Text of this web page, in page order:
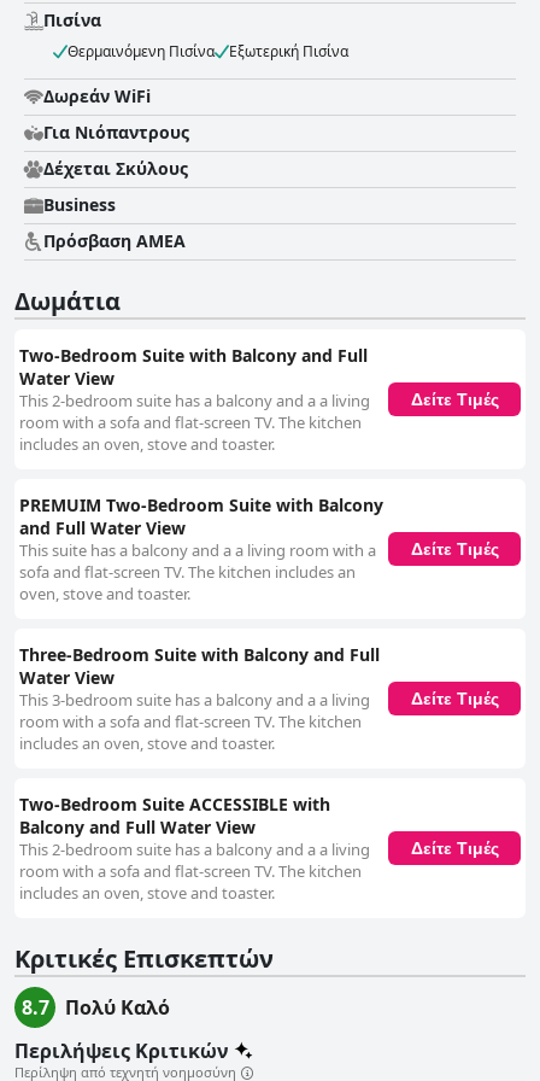
περιοχές. Τα κρεβάτια στο θέρετρο είναι γενικά άνετα, συμβάλλοντας σε
έναν καλό ύπνο, αν και σημειώθηκαν ορισμένα μικρά προβλήματα, όπως
τριξίματα. Συνολικά, το Fusion Resort Two Bedroom Suites ξεχωρίζει για
την τοποθεσία του, την καθαριότητα, την άνεση των δωματίων και το
φιλικό προσωπικό, καθιστώντας το έναν αγαπημένο προορισμό για
ταξιδιώτες που αναζητούν μια βολική και χαλαρωτική απόδραση στην
παραλία.
Πισίνα
Θερμαινόμενη Πισίνα Εξωτερική Πισίνα
Δωρεάν WiFi
Για Νιόπαντρους
Δέχεται Σκύλους
Business
Πρόσβαση ΑΜΕΑ
Δωμάτια
Two-Bedroom Suite with Balcony and Full
Water View
This 2-bedroom suite has a balcony and a a living
room with a sofa and flat-screen TV. The kitchen
includes an oven, stove and toaster.
Δείτε Τιμές
PREMUIM Two-Bedroom Suite with Balcony
and Full Water View
This suite has a balcony and a a living room with a
sofa and flat-screen TV. The kitchen includes an
oven, stove and toaster.
Δείτε Τιμές
Three-Bedroom Suite with Balcony and Full
Water View
This 3-bedroom suite has a balcony and a a living
room with a sofa and flat-screen TV. The kitchen
includes an oven, stove and toaster.
Δείτε Τιμές
Two-Bedroom Suite ACCESSIBLE with
Balcony and Full Water View
This 2-bedroom suite has a balcony and a a living
room with a sofa and flat-screen TV. The kitchen
includes an oven, stove and toaster.
Δείτε Τιμές
Κριτικές Επισκεπτών
8.7
Πολύ Καλό
Περιλήψεις Κριτικών
Περίληψη από τεχνητή νοημοσύνη